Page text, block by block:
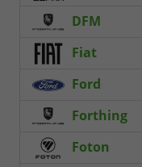
DFM
Fiat
Ford
Forthing
Foton